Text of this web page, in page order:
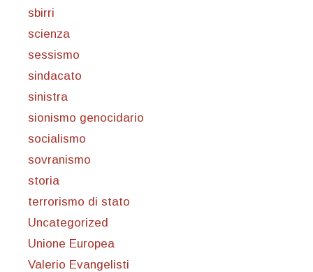
sbirri
scienza
sessismo
sindacato
sinistra
sionismo genocidario
socialismo
sovranismo
storia
terrorismo di stato
Uncategorized
Unione Europea
Valerio Evangelisti